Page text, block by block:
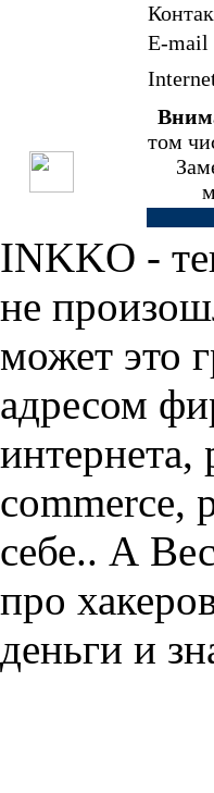
Е-mail
том
INKKO -
не
может это
адресом
интернета,
commerce,
себе.. А
про
деньги и